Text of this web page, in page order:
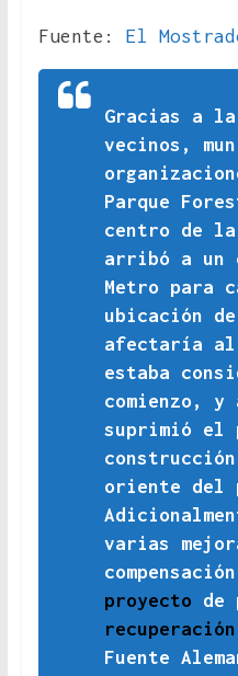
Fuente: El
Gracias a
vecinos,
Parque
centro de
arribó a un
Metro para
ubicación
afectaría al
estaba
comienzo, y
suprimió el
oriente del
varias
proyecto de
recuperación
Fuente